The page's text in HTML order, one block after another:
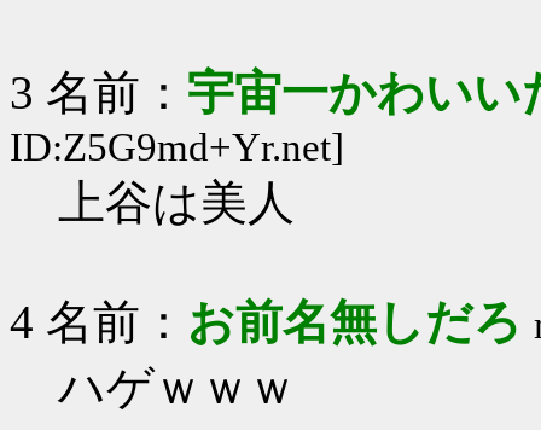
3 名前： 宇宙一かわい
ID:Z5G9md+Yr.net]
上谷は美人
4 名前： お前名無しだろ
ハゲｗｗｗ